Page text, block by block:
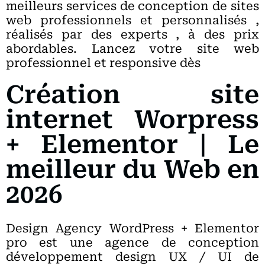
meilleurs services de conception de sites
web professionnels et personnalisés ,
réalisés par des experts , à des prix
abordables. Lancez votre site web
professionnel et responsive dès
Création site
internet Worpress
+ Elementor | Le
meilleur du Web en
2026
Design Agency WordPress + Elementor
pro est une agence de conception
développement design UX / UI de